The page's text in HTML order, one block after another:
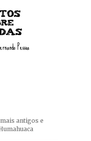
Pessoa
antigos e